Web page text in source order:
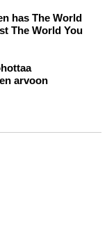
has The World
The World You
arvoon